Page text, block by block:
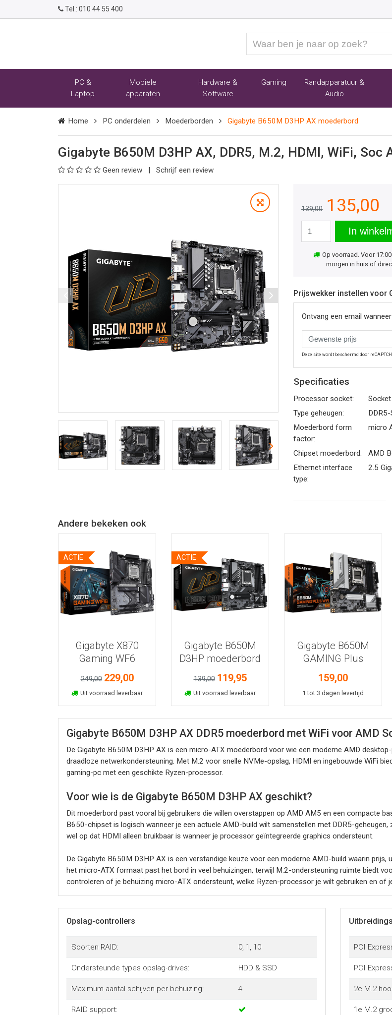
Tel.: 010 44 55 400
ben
naar
PC &
Laptop
Mobiele
apparaten
Hardware &
Software
Gaming
Randapparatuur &
Audio
Home PC onderdelen Moederborden Gigabyte B650M D3HP AX moederbord
Gigabyte B650M D3HP AX, DDR5, M.2, HDMI, WiFi, Soc
Geen review Schrijf een review
139,00 135,00
In
Op voorraad. Voor
morgen in huis of
Prijswekker instellen voor
Ontvang een email
Deze site wordt beschermd door
Specificaties
Processor socket:
Type geheugen:
Moederbord form
factor:
micro
Chipset moederbord:
AMD
Ethernet interface
type:
2.5
Andere bekeken ook
Bekijk meer informatie
Gigabyte X870
Gaming WF6
moederbord
249,00 229,00
Uit voorraad leverbaar
In winkelmand
ACTIE
Bekijk meer informatie
Gigabyte B650M
D3HP moederbord
139,00 119,95
Uit voorraad leverbaar
In winkelmand
ACTIE
Bekijk meer informatie
Gigabyte B650M
GAMING Plus
WIFI moederbord
159,00
1 tot 3 dagen levertijd
In winkelmand
Gigabyte B650M D3HP AX DDR5 moederbord met WiFi voor AMD
De Gigabyte B650M D3HP AX is een micro-ATX moederbord voor wie een moderne AMD
draadloze netwerkondersteuning. Met M.2 voor snelle NVMe-opslag, HDMI en ingebouwde WiFi
gaming-pc met een geschikte Ryzen-processor.
Voor wie is de Gigabyte B650M D3HP AX geschikt?
Dit moederbord past vooral bij gebruikers die willen overstappen op AMD AM5 en een compacte
B650-chipset is logisch wanneer je een actuele AMD-build wilt samenstellen met DDR5-
wel op dat HDMI alleen bruikbaar is wanneer je processor geïntegreerde graphics ondersteunt.
De Gigabyte B650M D3HP AX is een verstandige keuze voor een moderne AMD-build waarin prijs,
het micro-ATX formaat past het bord in veel behuizingen, terwijl M.2-ondersteuning ruimte biedt
controleren of je behuizing micro-ATX ondersteunt, welke Ryzen-processor je wilt gebruiken en of
Opslag-controllers
Soorten RAID: 0, 1, 10
Ondersteunde types opslag-drives: HDD & SSD
Maximum aantal schijven per behuizing: 4
RAID support:
PCI
PCI
2e M.2
1e M.2